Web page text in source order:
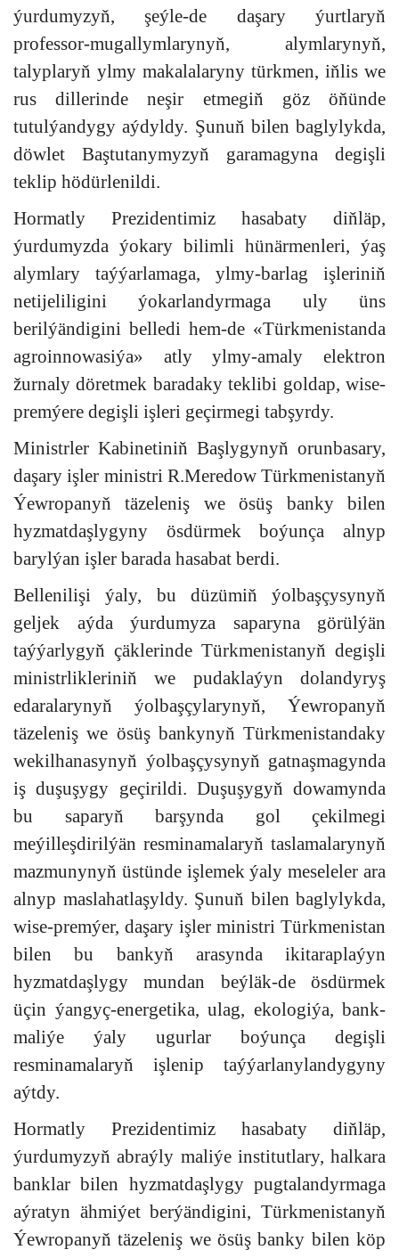
ýurdumyzyň, şeýle-de daşary ýurtlaryň
professor-mugallymlarynyň, alymlarynyň,
talyplaryň ylmy makalalaryny türkmen, iňlis we
rus dillerinde neşir etmegiň göz öňünde
tutulýandygy aýdyldy. Şunuň bilen baglylykda,
döwlet Baştutanymyzyň garamagyna degişli
teklip hödürlenildi.
Hormatly Prezidentimiz hasabaty diňläp,
ýurdumyzda ýokary bilimli hünärmenleri, ýaş
alymlary taýýarlamaga, ylmy-barlag işleriniň
netijeliligini ýokarlandyrmaga uly üns
berilýändigini belledi hem-de «Türkmenistanda
agroinnowasiýa» atly ylmy-amaly elektron
žurnaly döretmek baradaky teklibi goldap, wise-
premýere degişli işleri geçirmegi tabşyrdy.
Ministrler Kabinetiniň Başlygynyň orunbasary,
daşary işler ministri R.Meredow Türkmenistanyň
Ýewropanyň täzeleniş we ösüş banky bilen
hyzmatdaşlygyny ösdürmek boýunça alnyp
barylýan işler barada hasabat berdi.
Bellenilişi ýaly, bu düzümiň ýolbaşçysynyň
geljek aýda ýurdumyza saparyna görülýän
taýýarlygyň çäklerinde Türkmenistanyň degişli
ministrlikleriniň we pudaklaýyn dolandyryş
edaralarynyň ýolbaşçylarynyň, Ýewropanyň
täzeleniş we ösüş bankynyň Türkmenistandaky
wekilhanasynyň ýolbaşçysynyň gatnaşmagynda
iş duşuşygy geçirildi. Duşuşygyň dowamynda
bu saparyň barşynda gol çekilmegi
meýilleşdirilýän resminamalaryň taslamalarynyň
mazmunynyň üstünde işlemek ýaly meseleler ara
alnyp maslahatlaşyldy. Şunuň bilen baglylykda,
wise-premýer, daşary işler ministri Türkmenistan
bilen bu bankyň arasynda ikitaraplaýyn
hyzmatdaşlygy mundan beýläk-de ösdürmek
üçin ýangyç-energetika, ulag, ekologiýa, bank-
maliýe ýaly ugurlar boýunça degişli
resminamalaryň işlenip taýýarlanylandygyny
aýtdy.
Hormatly Prezidentimiz hasabaty diňläp,
ýurdumyzyň abraýly maliýe institutlary, halkara
banklar bilen hyzmatdaşlygy pugtalandyrmaga
aýratyn ähmiýet berýändigini, Türkmenistanyň
Ýewropanyň täzeleniş we ösüş banky bilen köp